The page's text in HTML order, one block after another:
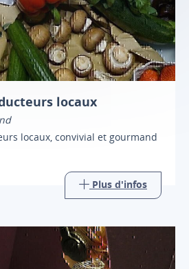
locaux
locaux, convivial et gourmand
Plus d'infos